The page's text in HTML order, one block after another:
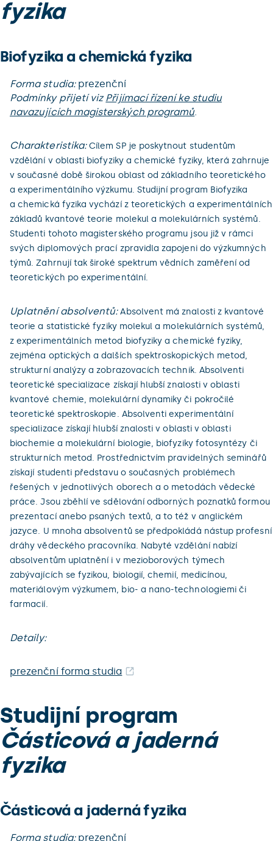
fyzika
Biofyzika a chemická fyzika
Forma studia:prezenční
Podmínky přijetí viz Přijímací řízení ke studiu
navazujících magisterských programů.
Charakteristika: Cílem SP je poskytnout studentům
vzdělání v oblasti biofyziky a chemické fyziky, která zahrnuje
v současné době širokou oblast od základního teoretického
a experimentálního výzkumu. Studijní program Biofyzika
a chemická fyzika vychází z teoretických a experimentálních
základů kvantové teorie molekul a molekulárních systémů.
Studenti tohoto magisterského programu jsou již v rámci
svých diplomových prací zpravidla zapojeni do výzkumných
týmů. Zahrnují tak široké spektrum vědních zaměření od
teoretických po experimentální.
Uplatnění absolventů: Absolvent má znalosti z kvantové
teorie a statistické fyziky molekul a molekulárních systémů,
z experimentálních metod biofyziky a chemické fyziky,
zejména optických a dalších spektroskopických metod,
strukturní analýzy a zobrazovacích technik. Absolventi
teoretické specializace získají hlubší znalosti v oblasti
kvantové chemie, molekulární dynamiky či pokročilé
teoretické spektroskopie. Absolventi experimentální
specializace získají hlubší znalosti v oblasti v oblasti
biochemie a molekulární biologie, biofyziky fotosyntézy či
strukturních metod. Prostřednictvím pravidelných seminářů
získají studenti představu o současných problémech
řešených v jednotlivých oborech a o metodách vědecké
práce. Jsou zběhlí ve sdělování odborných poznatků formou
prezentací anebo psaných textů, a to též v anglickém
jazyce. U mnoha absolventů se předpokládá nástup profesní
dráhy vědeckého pracovníka. Nabyté vzdělání nabízí
absolventům uplatnění i v mezioborových týmech
zabývajících se fyzikou, biologií, chemií, medicínou,
materiálovým výzkumem, bio- a nano-technologiemi či
farmacií.
Detaily:
prezenční forma studia
Studijní program
Částicová a jaderná
fyzika
Částicová a jaderná fyzika
Forma studia:prezenční